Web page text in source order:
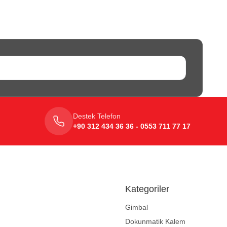
Destek Telefon
+90 312 434 36 36 - 0553 711 77 17
Kategoriler
Gimbal
Dokunmatik Kalem